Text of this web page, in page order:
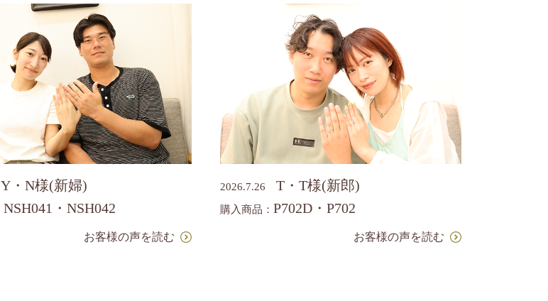
Y・N様(新婦)
NSH041・NSH042
お客様の声を読む
2026.7.26 T・T様(新郎)
購入商品： P702D・P702
お客様の声を読む